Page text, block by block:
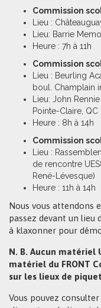
Commission
Lieu :
Lieu: Barrie
Heure : 7h à 11h
Commission
Lieu : Beurling
boul. Champlain
Lieu: John
Pointe-Claire, QC
Heure : 8h à 14h
Commission
Lieu :
de rencontre
René-Lévesque)
Heure : 11h à 14h
Nous vous attendons
passez devant un lieu
à klaxonner pour
N. B. Aucun matériel
matériel du FRONT
sur les lieux de
Vous pouvez